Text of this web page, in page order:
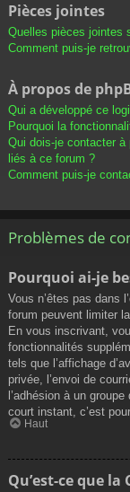
Pièces jointes
Quelles pièces jointes
Comment puis-je
À propos de
Qui a développé ce
Pourquoi la
Qui dois-je contacter à
liés à ce forum ?
Comment puis-je
Problèmes de
Pourquoi ai-je
Vous n’êtes pas dans
forum peuvent limiter
En vous inscrivant,
fonctionnalités
tels que l’affichage
privée, l’envoi de
l’adhésion à un
court instant, c’est
Haut
Qu’est-ce que la